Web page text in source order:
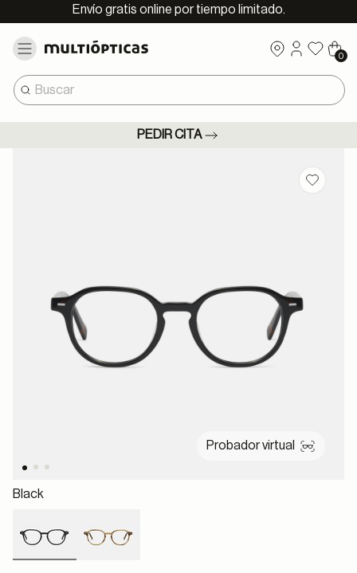
Envío gratis online por tiempo limitado.
0
PEDIR CITA
Probador virtual
Black